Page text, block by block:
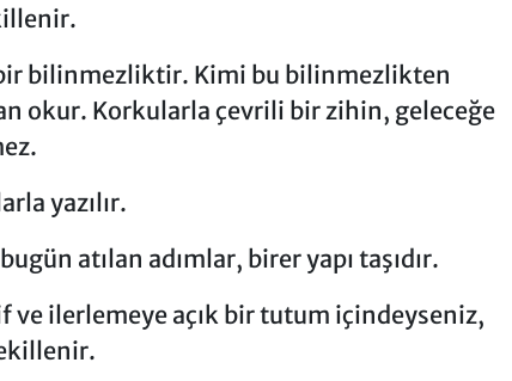
bilinmezliktir. Kimi bu bilinmezlikten
okur. Korkularla çevrili bir zihin, geleceğe
yazılır.
atılan adımlar, birer yapı taşıdır.
ve ilerlemeye açık bir tutum içindeyseniz,